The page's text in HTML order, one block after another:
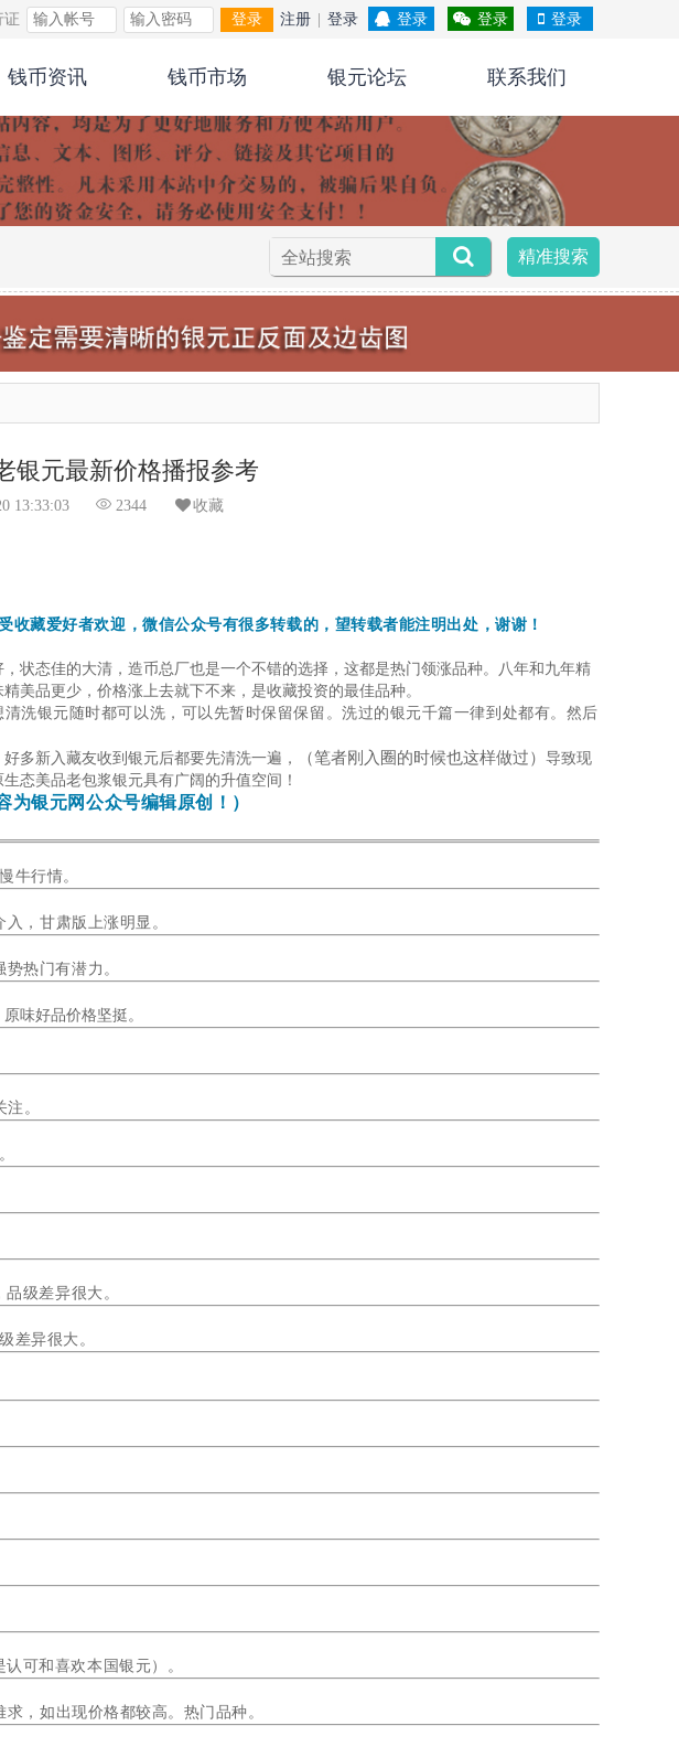
证 登录 注册 登录 登录 登录 登录
钱币资讯 钱币市场 银元论坛 联系我们
精准搜索
银元最新价格播报参考
13:33:03 2344 收藏
藏爱好者欢迎，微信公众号有很多转载的，望转载者能注明出处，谢谢！
状态佳的大清，造币总厂也是一个不错的选择，这都是热门领涨品种。八年和九年精
美品更少，价格涨上去就下不来，是收藏投资的最佳品种。
洗银元随时都可以洗，可以先暂时保留保留。洗过的银元千篇一律到处都有。 然后
多新入藏友收到银元后都要先清洗一遍，
（笔者刚入圈的时候也这样做过） 导致现
生态美品老包浆银元具有广阔的升值空间！
为银元网公众号编辑原创！ ）
牛行情。
入，甘肃版上涨明显。
热门有潜力。
味好品价格坚挺。
。
品级差异很大。
差异很大。
可和喜欢本国银元）。
求，如出现价格都较高。热门品种。